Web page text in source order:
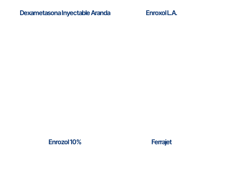
Dexametasona Inyectable Aranda Enroxol L.A.
Enrozol 10% Ferrajet